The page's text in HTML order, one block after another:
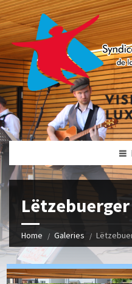
Lëtzebuerger
Home Galeries